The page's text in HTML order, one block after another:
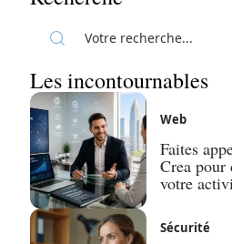
Les incontournables
Web
Faites
Crea pour
votre
Sécurité